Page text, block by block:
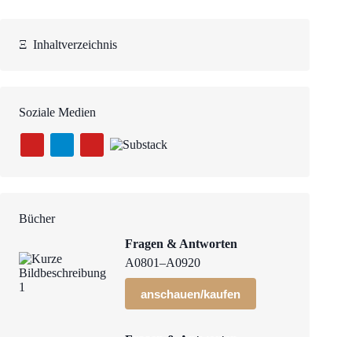
Ξ Inhaltverzeichnis
Soziale Medien
Bücher
Fragen & Antworten
A0801–A0920
anschauen/kaufen